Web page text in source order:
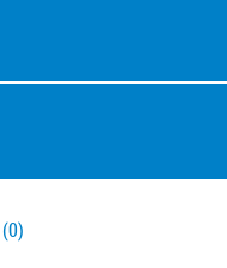
(0)